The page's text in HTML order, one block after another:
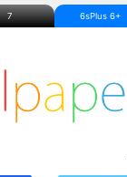
7 6sPlus 6+